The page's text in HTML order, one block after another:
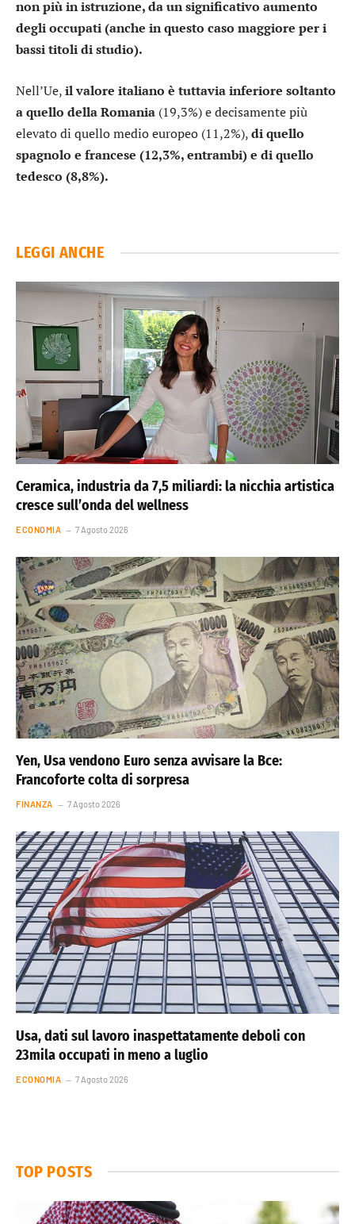
non più in istruzione, da un significativo aumento
degli occupati (anche in questo caso maggiore per i
bassi titoli di studio).
Nell’Ue,il valore italiano è tuttavia inferiore soltanto
a quello della Romania (19,3%) e decisamente più
elevato di quello medio europeo (11,2%),di quello
spagnolo e francese (12,3%, entrambi) e di quello
tedesco (8,8%).
LEGGI ANCHE
Ceramica, industria da 7,5 miliardi: la nicchia artistica
cresce sull’onda del wellness
ECONOMIA 7 Agosto 2026
Yen, Usa vendono Euro senza avvisare la Bce:
Francoforte colta di sorpresa
FINANZA 7 Agosto 2026
Usa, dati sul lavoro inaspettatamente deboli con
23mila occupati in meno a luglio
ECONOMIA 7 Agosto 2026
TOP POSTS